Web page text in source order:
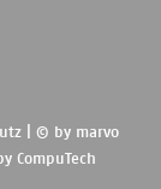
| © by marvo
CompuTech